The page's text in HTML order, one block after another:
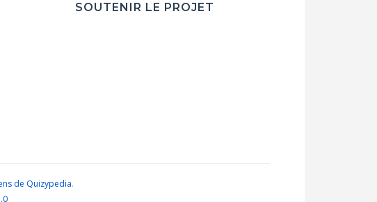
SOUTENIR LE PROJET
de Quizypedia.